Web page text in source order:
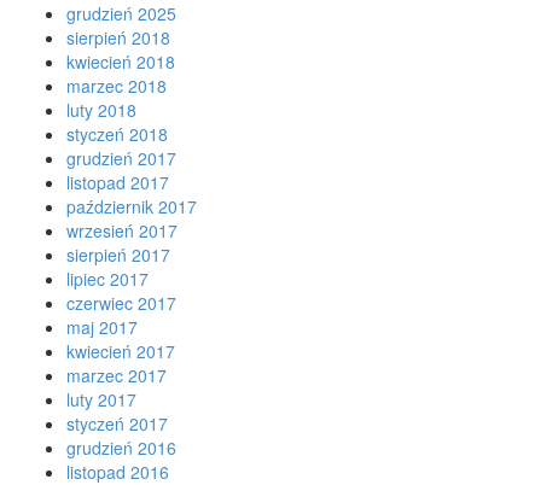
grudzień 2025
sierpień 2018
kwiecień 2018
marzec 2018
luty 2018
styczeń 2018
grudzień 2017
listopad 2017
październik 2017
wrzesień 2017
sierpień 2017
lipiec 2017
czerwiec 2017
maj 2017
kwiecień 2017
marzec 2017
luty 2017
styczeń 2017
grudzień 2016
listopad 2016